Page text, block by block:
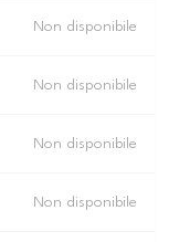
Non disponibile
Non disponibile
Non disponibile
Non disponibile